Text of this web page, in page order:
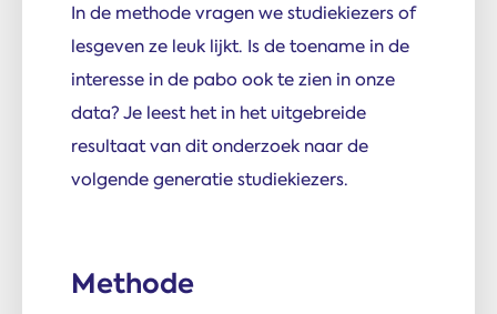
In de methode vragen we studiekiezers of
lesgeven ze leuk lijkt. Is de toename in de
interesse in de pabo ook te zien in onze
data? Je leest het in het uitgebreide
resultaat van dit onderzoek naar de
volgende generatie studiekiezers.
Methode